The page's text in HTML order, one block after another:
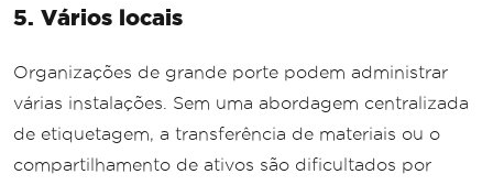
5. Vários locais
Organizações de grande porte podem administrar
várias instalações. Sem uma abordagem centralizada
de etiquetagem, a transferência de materiais ou o
compartilhamento de ativos são dificultados por